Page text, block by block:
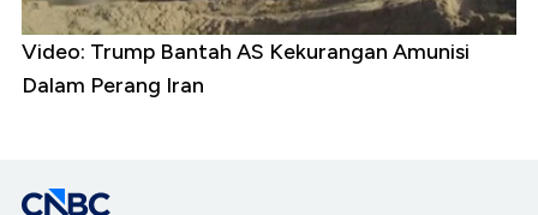
Video: Trump Bantah AS Kekurangan Amunisi
Dalam Perang Iran